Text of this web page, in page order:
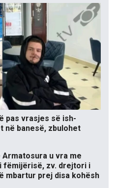
pas vrasjes së ish-
në banesë, zbulohet
u vra me
fëmijërisë, zv. drejtori i
mbartur prej disa kohësh